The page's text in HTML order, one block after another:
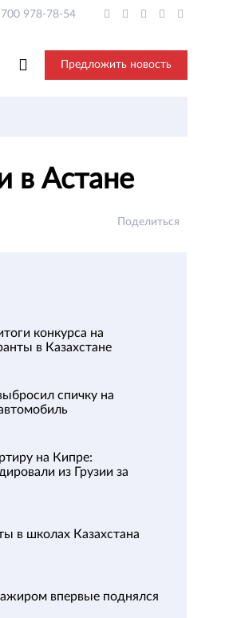
978-78-54
Предложить новость
в Астане
Поделиться
конкурса на
в Казахстане
спичку на
на Кипре:
из Грузии за
в школах Казахстана
впервые поднялся